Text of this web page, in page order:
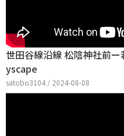
世田谷線沿線 松陰神社前
yscape
satobo3104 / 2024-08-08